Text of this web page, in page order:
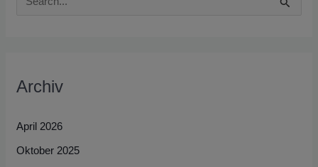
e
n
a
Archiv
April 2026
Oktober 2025